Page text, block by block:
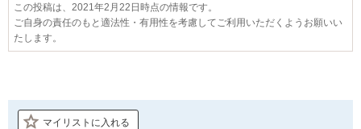
この投稿は、2021年2月22日時点の情報です。
ご自身の責任のもと適法性・有用性を考慮してご利用いただくようお願いい
たします。
マイリストに入れる